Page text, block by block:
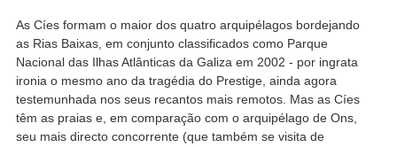
As Cíes formam o maior dos quatro arquipélagos bordejando
as Rias Baixas, em conjunto classificados como Parque
Nacional das Ilhas Atlânticas da Galiza em 2002 - por ingrata
ironia o mesmo ano da tragédia do Prestige, ainda agora
testemunhada nos seus recantos mais remotos. Mas as Cíes
têm as praias e, em comparação com o arquipélago de Ons,
seu mais directo concorrente (que também se visita de